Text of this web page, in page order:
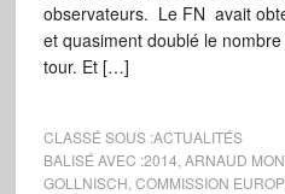
observateurs. Le FN avait
et quasiment doublé le
tour. Et […]
CLASSÉ SOUS :ACTUALITÉS
BALISÉ AVEC :2014 ARNAUD
GOLLNISCH COMMISSION